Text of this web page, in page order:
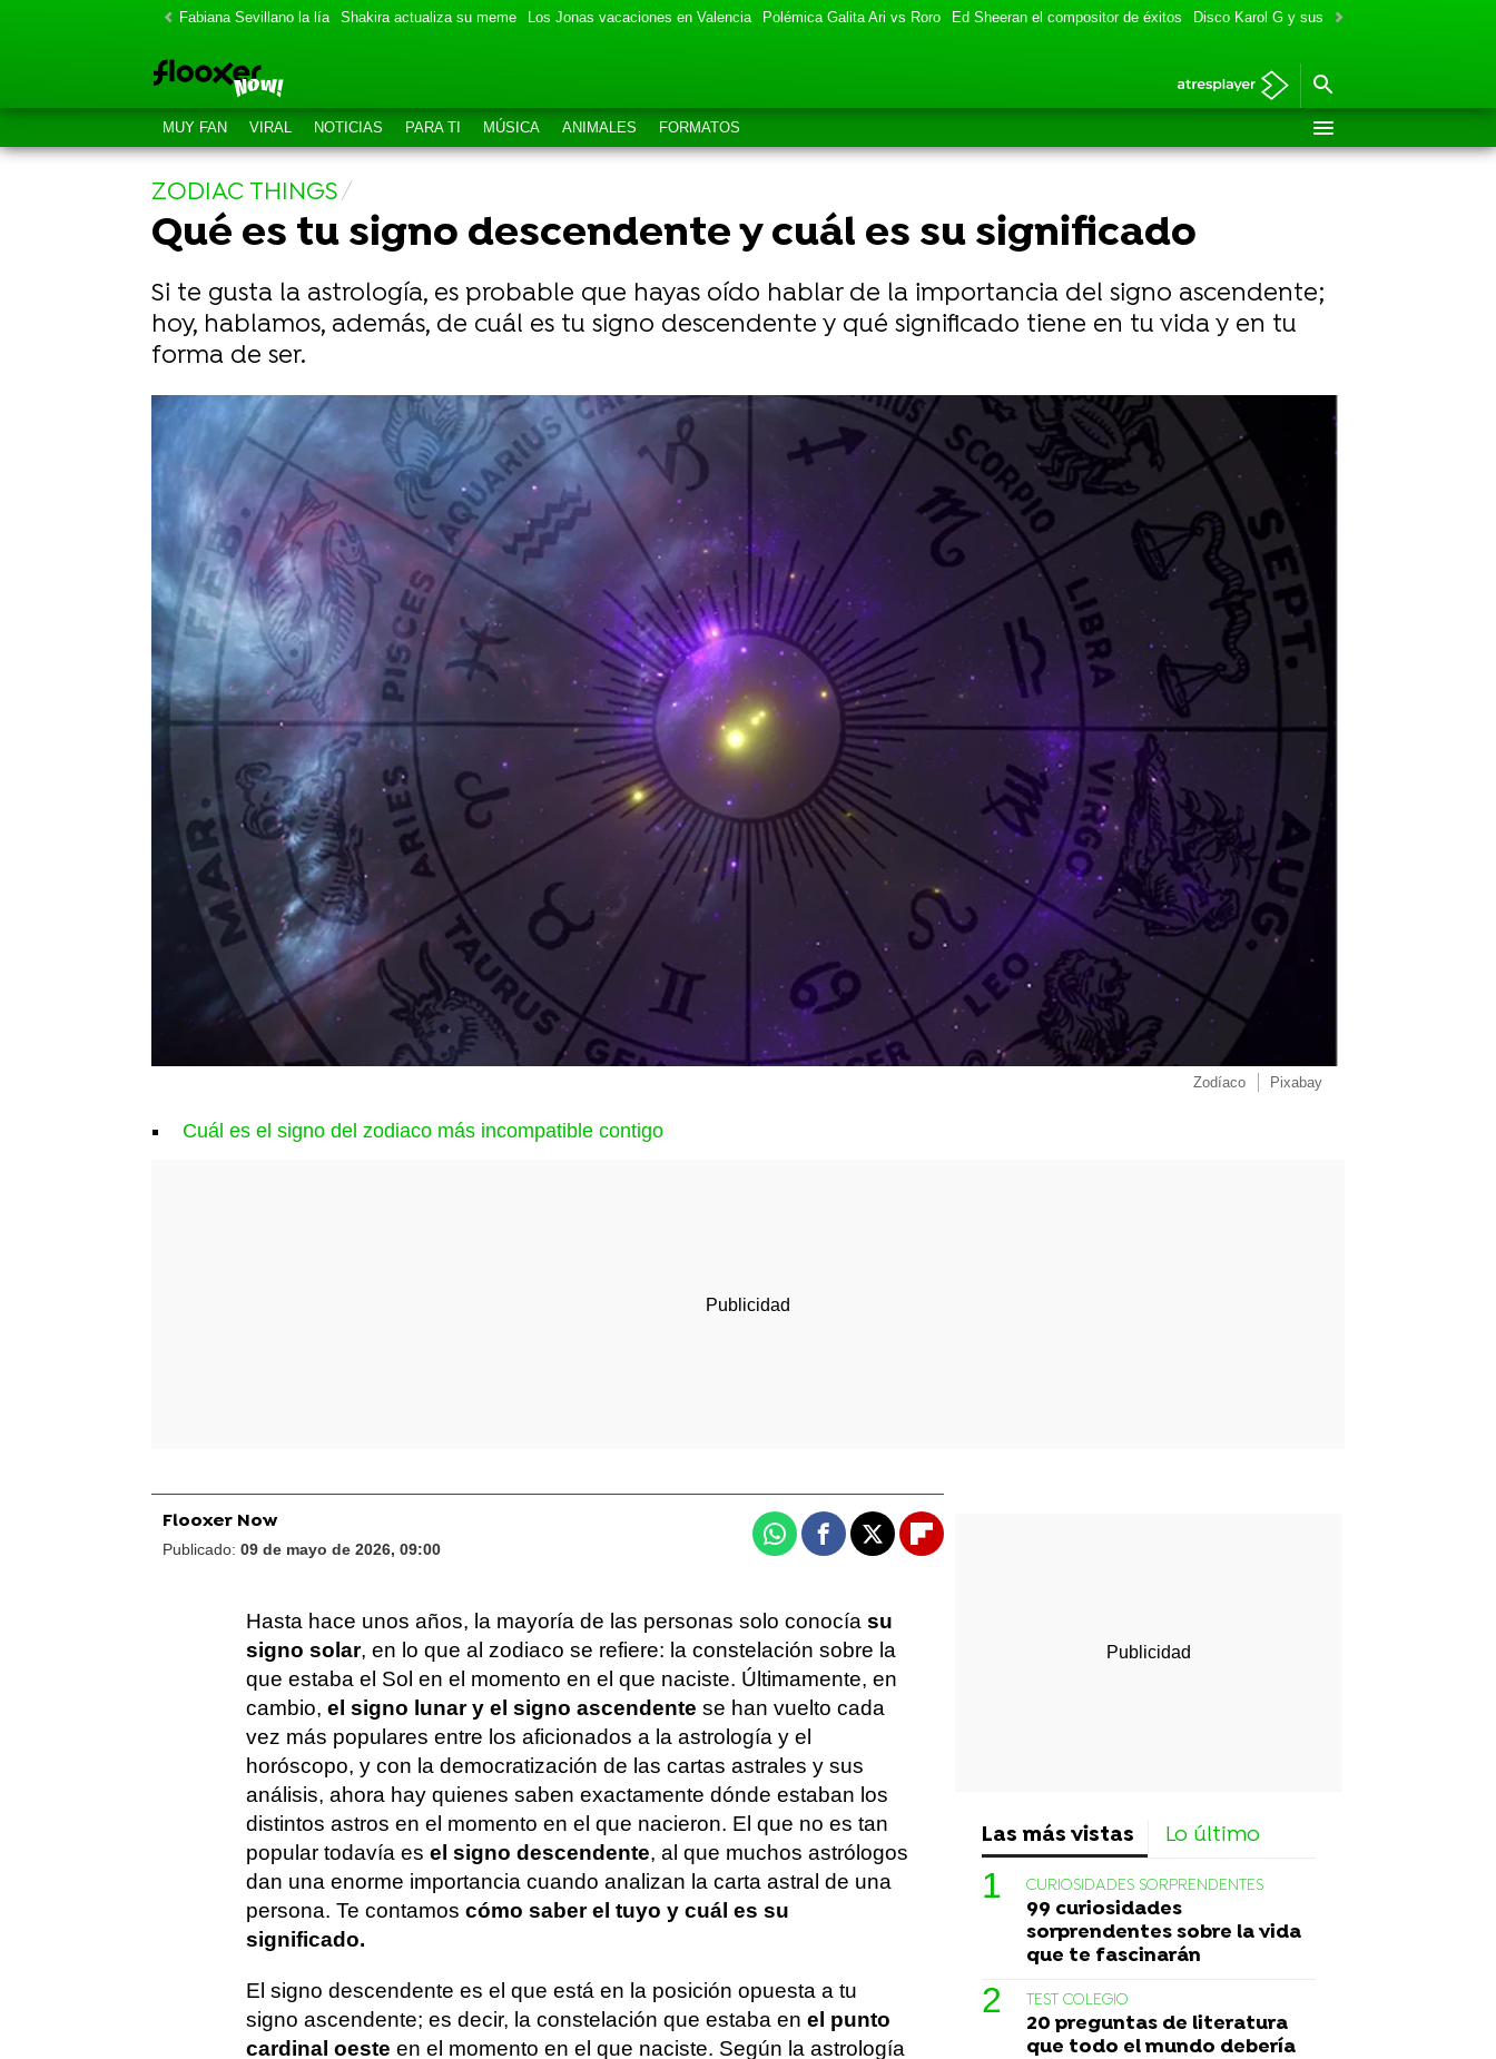
Fabiana Sevillano la lía Shakira actualiza su meme Los Jonas vacaciones en Valencia Polémica Galita Ari vs Roro Ed Sheeran el compositor de éxitos Disco Karol G y sus colaboraciones
MUY FAN VIRAL NOTICIAS PARA TI MÚSICA ANIMALES FORMATOS
ZODIAC THINGS
Qué es tu signo descendente y cuál es su significado
Si te gusta la astrología, es probable que hayas oído hablar de la importancia del signo ascendente;
hoy, hablamos, además, de cuál es tu signo descendente y qué significado tiene en tu vida y en tu
forma de ser.
Zodíaco Pixabay
Cuál es el signo del zodiaco más incompatible contigo
Flooxer Now
Publicado: 09 de mayo de 2026, 09:00 WhatsappFacebook
X Flipboard
Hasta hace unos años, la mayoría de las personas solo conocía su
signo solar, en lo que al zodiaco se refiere: la constelación sobre la
que estaba el Sol en el momento en el que naciste. Últimamente, en
cambio, el signo lunar y el signo ascendente se han vuelto cada
vez más populares entre los aficionados a la astrología y el
horóscopo, y con la democratización de las cartas astrales y sus
análisis, ahora hay quienes saben exactamente dónde estaban los
distintos astros en el momento en el que nacieron. El que no es tan
popular todavía es el signo descendente, al que muchos astrólogos
dan una enorme importancia cuando analizan la carta astral de una
persona. Te contamos cómo saber el tuyo y cuál es su
significado.
El signo descendente es el que está en la posición opuesta a tu
signo ascendente; es decir, la constelación que estaba en el punto
cardinal oeste en el momento en el que naciste. Según la astrología
Las más vistas Lo último
CURIOSIDADES SORPRENDENTES
99 curiosidades
sorprendentes sobre la vida
que te fascinarán
TEST COLEGIO
20 preguntas de literatura
que todo el mundo debería